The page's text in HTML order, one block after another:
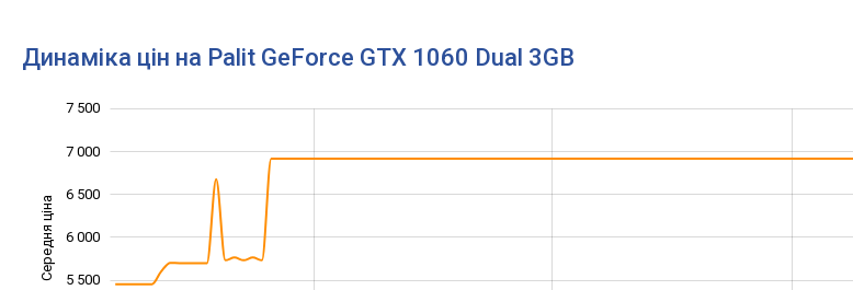
Динаміка цін на Palit GeForce GTX 1060 Dual 3GB
Середня ціна 4 500
5 500
6 000
6 500
7 000
7 500